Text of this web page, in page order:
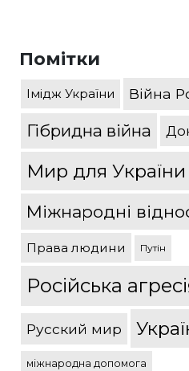
Помітки
Імідж України Війна
Гібридна війна
Мир для України
Міжнародні
Права людини Путін
Російська
Русский мир
міжнародна допомога